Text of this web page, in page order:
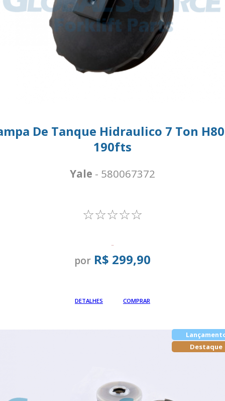
De Tanque Hidraulico 7 Ton
190fts
Yale - 580067372
☆☆☆☆☆
-
por R$ 299,90
DETALHES COMPRAR
Destaque